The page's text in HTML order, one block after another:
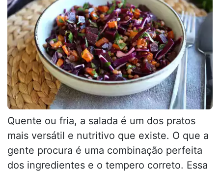
Quente ou fria, a salada é um dos pratos
mais versátil e nutritivo que existe. O que a
gente procura é uma combinação perfeita
dos ingredientes e o tempero correto. Essa